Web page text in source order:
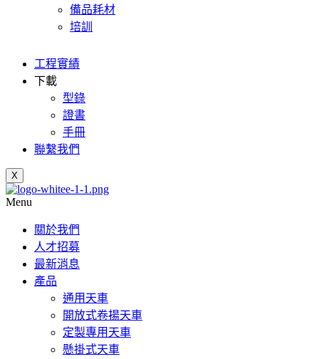
備品耗材
培訓
工程實績
下載
型錄
證書
手冊
聯繫我們
X
Menu
關於我們
人才招募
最新消息
產品
通用天車
開放式卷揚天車
定製專用天車
懸掛式天車